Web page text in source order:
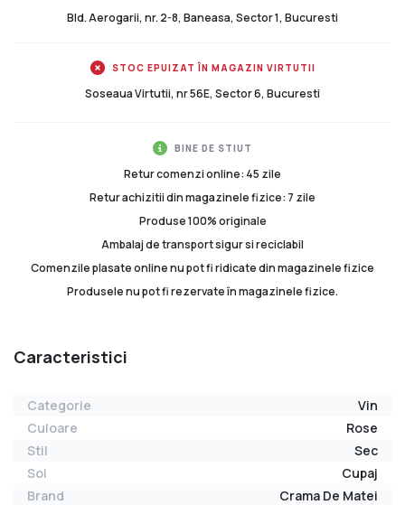
Bld. Aerogarii, nr. 2-8, Baneasa, Sector 1, Bucuresti
STOC EPUIZAT ÎN MAGAZIN VIRTUTII
Soseaua Virtutii, nr 56E, Sector 6, Bucuresti
BINE DE STIUT
Retur comenzi online: 45 zile
Retur achizitii din magazinele fizice: 7 zile
Produse 100% originale
Ambalaj de transport sigur si reciclabil
Comenzile plasate online nu pot fi ridicate din magazinele fizice
Produsele nu pot fi rezervate în magazinele fizice.
Caracteristici
Categorie
Vin
Culoare
Rose
Stil
Sec
Soi
Cupaj
Brand
Crama De Matei